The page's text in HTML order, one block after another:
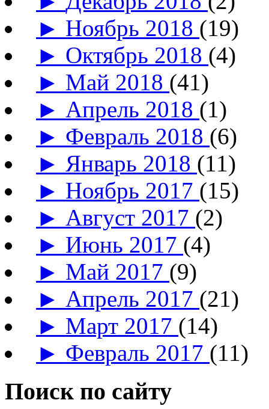
► Ноябрь 2018 (19)
► Октябрь 2018 (4)
► Май 2018 (41)
► Апрель 2018 (1)
► Февраль 2018 (6)
► Январь 2018 (11)
► Ноябрь 2017 (15)
► Август 2017 (2)
► Июнь 2017 (4)
► Май 2017 (9)
► Апрель 2017 (21)
► Март 2017 (14)
► Февраль 2017 (11)
Поиск по сайту